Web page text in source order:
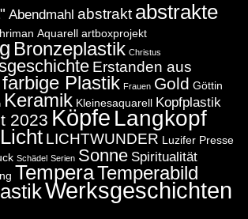
Abendmahl abstrakt abstrakte
Aquarell artboxprojekt
Bronzeplastik Christus
Erstanden aus
farbige Plastik Frauen Gold Göttin
Keramik Kleinesaquarell Kopfplastik
2023 Köpfe Langkopf
Licht LICHTWUNDER Luzifer Presse
Schädel Serien Sonne Spiritualität
TemperaTemperabild
Werksgeschichten